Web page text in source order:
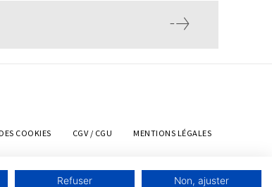
COOKIES CGV / CGU MENTIONS LÉGALES
Refuser Non, ajuster